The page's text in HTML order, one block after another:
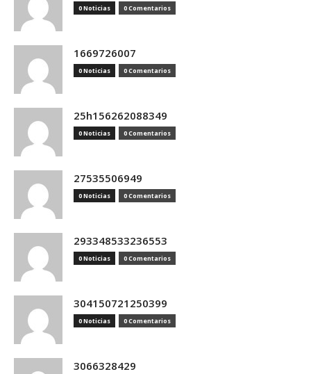
0 Noticias 0 Comentarios
1669726007
0 Noticias 0 Comentarios
25h156262088349
0 Noticias 0 Comentarios
27535506949
0 Noticias 0 Comentarios
293348533236553
0 Noticias 0 Comentarios
304150721250399
0 Noticias 0 Comentarios
3066328429